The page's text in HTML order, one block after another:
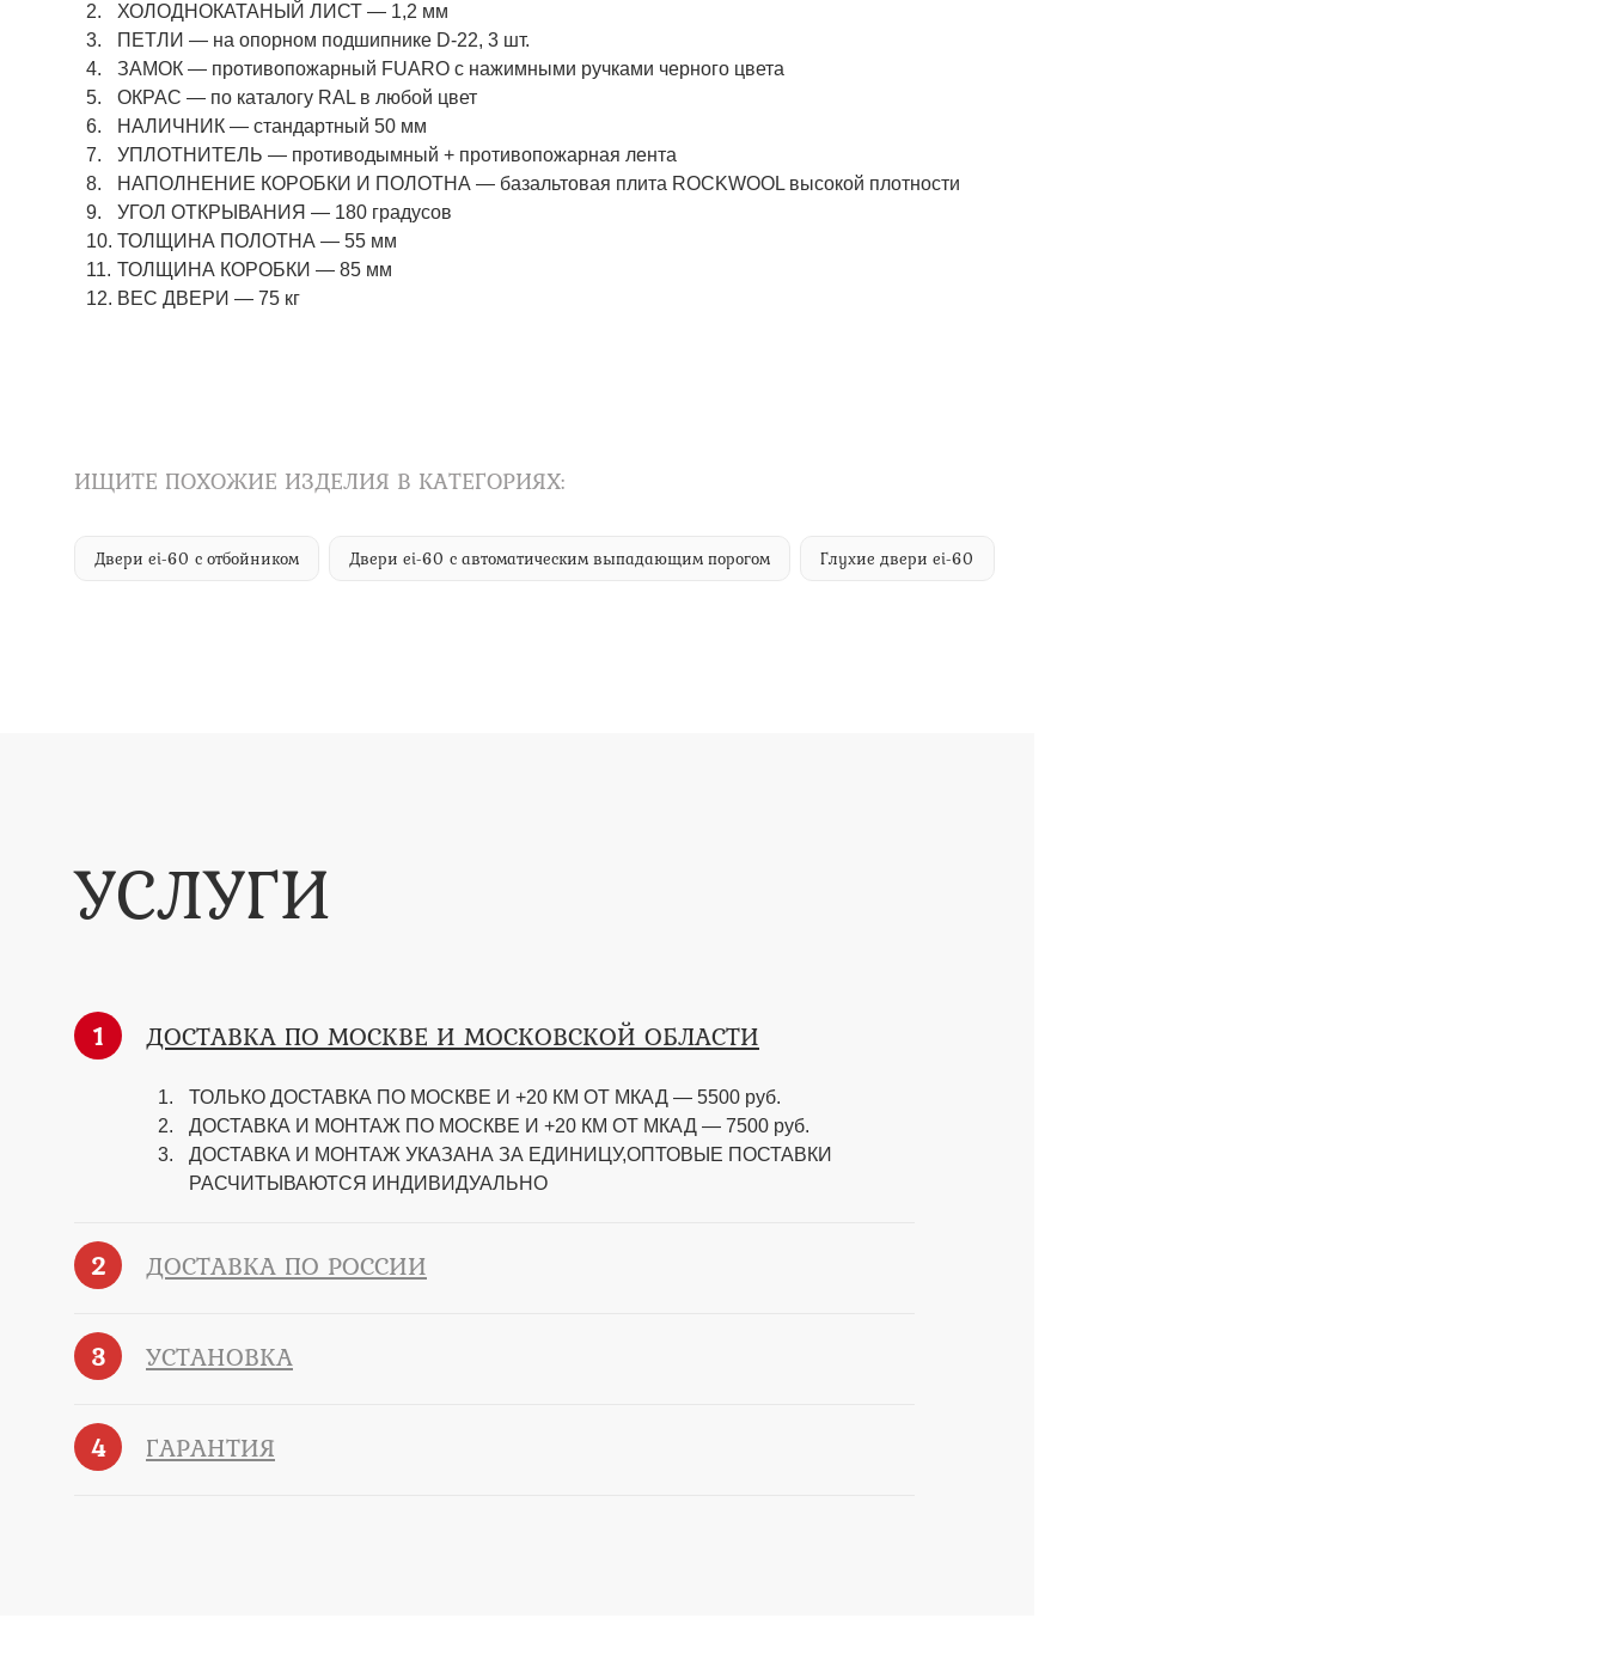
ХОЛОДНОКАТАНЫЙ ЛИСТ — 1,2 мм
ПЕТЛИ — на опорном подшипнике D-22, 3 шт.
ЗАМОК — противопожарный FUARO с нажимными ручками черного цвета
ОКРАС — по каталогу RAL в любой цвет​​​​​​​
НАЛИЧНИК — стандартный 50 мм
УПЛОТНИТЕЛЬ — противодымный + противопожарная лента
НАПОЛНЕНИЕ КОРОБКИ И ПОЛОТНА — базальтовая плита ROCKWOOL высокой плотности
УГОЛ ОТКРЫВАНИЯ — 180 градусов
ТОЛЩИНА ПОЛОТНА — 55 мм
ТОЛЩИНА КОРОБКИ — 85 мм
ВЕС ДВЕРИ — 75 кг
ИЩИТЕ ПОХОЖИЕ ИЗДЕЛИЯ В КАТЕГОРИЯХ:
Двери ei-60 с отбойником Двери ei-60 с автоматическим выпадающим порогом Глухие двери ei-60
УСЛУГИ
1 ДОСТАВКА ПО МОСКВЕ И МОСКОВСКОЙ ОБЛАСТИ
ТОЛЬКО ДОСТАВКА ПО МОСКВЕ И +20 КМ ОТ МКАД — 5500 руб.
ДОСТАВКА И МОНТАЖ ПО МОСКВЕ И +20 КМ ОТ МКАД — 7500 руб.
ДОСТАВКА И МОНТАЖ УКАЗАНА ЗА ЕДИНИЦУ,ОПТОВЫЕ ПОСТАВКИ
РАСЧИТЫВАЮТСЯ ИНДИВИДУАЛЬНО
2 ДОСТАВКА ПО РОССИИ
3 УСТАНОВКА
4 ГАРАНТИЯ